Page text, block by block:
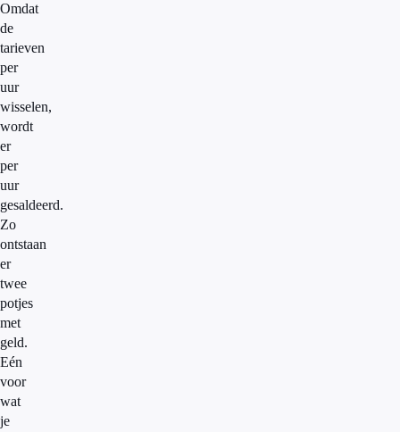
Omdat
de
tarieven
per
uur
wisselen,
wordt
er
per
uur
gesaldeerd.
Zo
ontstaan
er
twee
potjes
met
geld.
Eén
voor
wat
je